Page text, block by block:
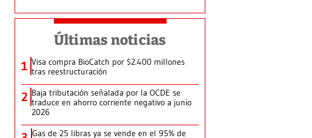
Últimas noticias
1 Visa compra BioCatch por $2.400 millones
tras reestructuración
2 Baja tributación señalada por la OCDE se
traduce en ahorro corriente negativo a junio
2026
Gas de 25 libras ya se vende en el 95% de